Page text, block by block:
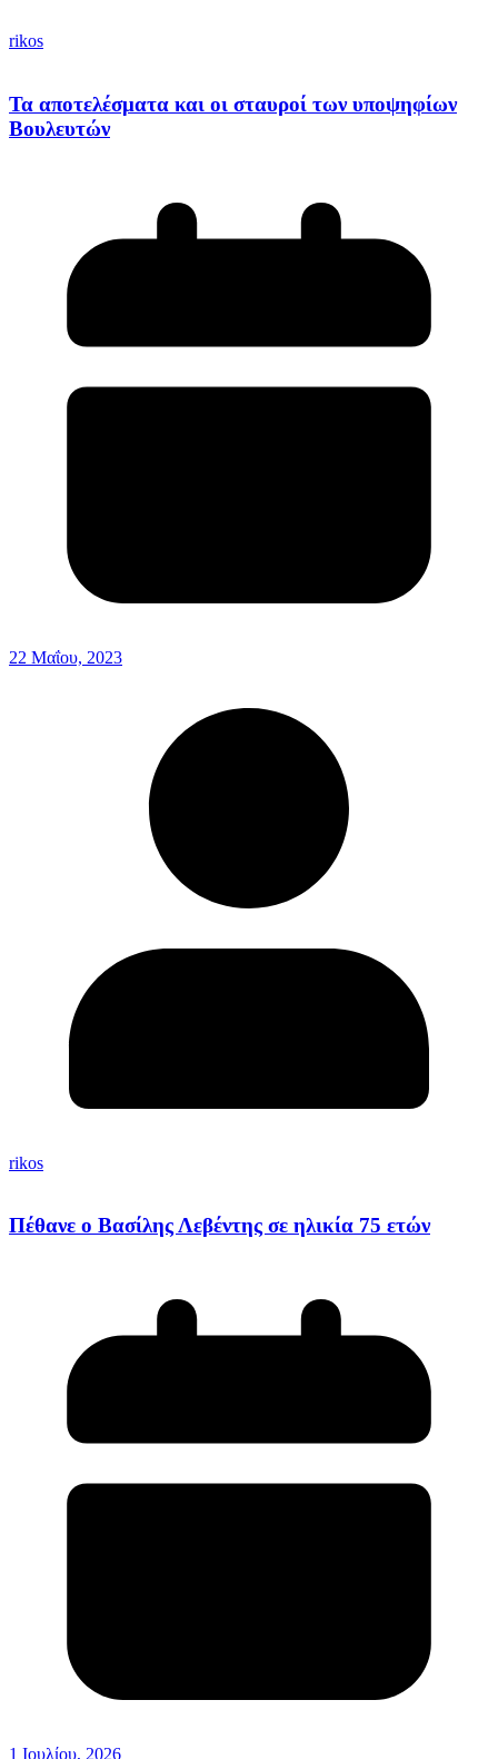
rikos
Τα αποτελέσματα και οι σταυροί των υποψηφίων
Βουλευτών
22 Μαΐου, 2023
rikos
Πέθανε ο Βασίλης Λεβέντης σε ηλικία 75 ετών
1 Ιουλίου, 2026